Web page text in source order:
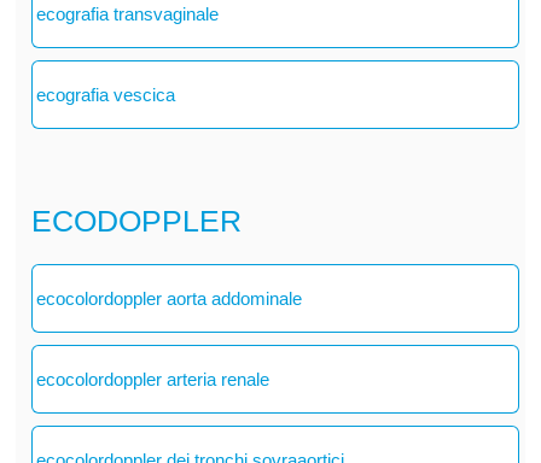
ecografia transvaginale
ecografia vescica
ECODOPPLER
ecocolordoppler aorta addominale
ecocolordoppler arteria renale